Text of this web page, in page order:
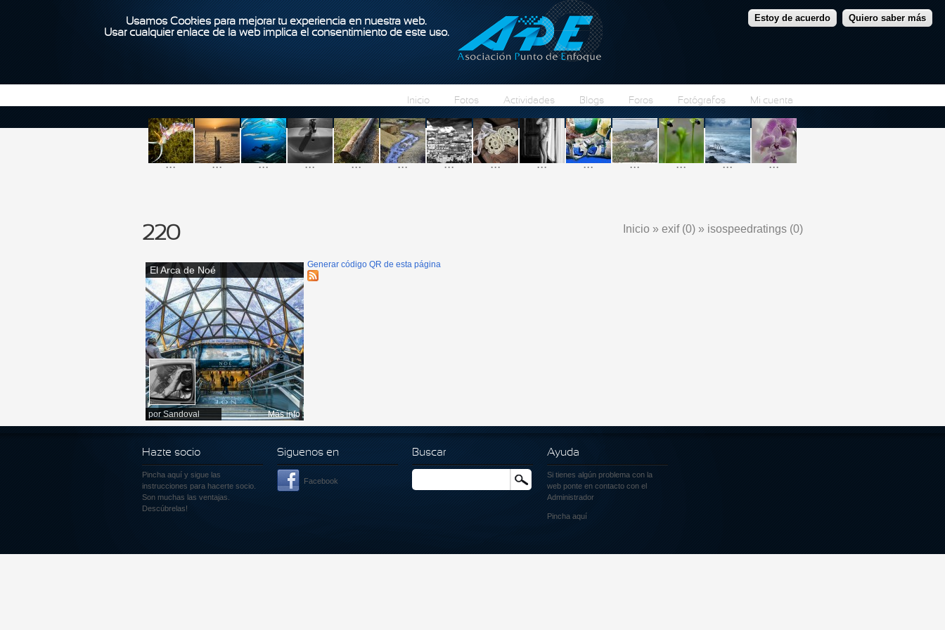
Usamos Cookies para mejorar tu experiencia en nuestra web.
Usar cualquier enlace de la web implica el consentimiento de este uso.
Estoy de acuerdo Quiero saber más
Pasar al contenido principal
Inicio Fotos Actividades Blogs Foros Fotógrafos Mi cuenta
... ... ... ... ... ... ... ... ... ... ... ... ... ...
Inicio » exif (0) » isospeedratings (0)
220
El Arca de Noé
porSandoval Más info
Generar código QR de esta página
Hazte socio
Pincha aquí y sigue las
instrucciones para hacerte socio.
Son muchas las ventajas.
Descúbrelas!
Siguenos en
Facebook
Buscar
Buscar
Ayuda
Si tienes algún problema con la
web ponte en contacto con el
Administrador
Pincha aquí